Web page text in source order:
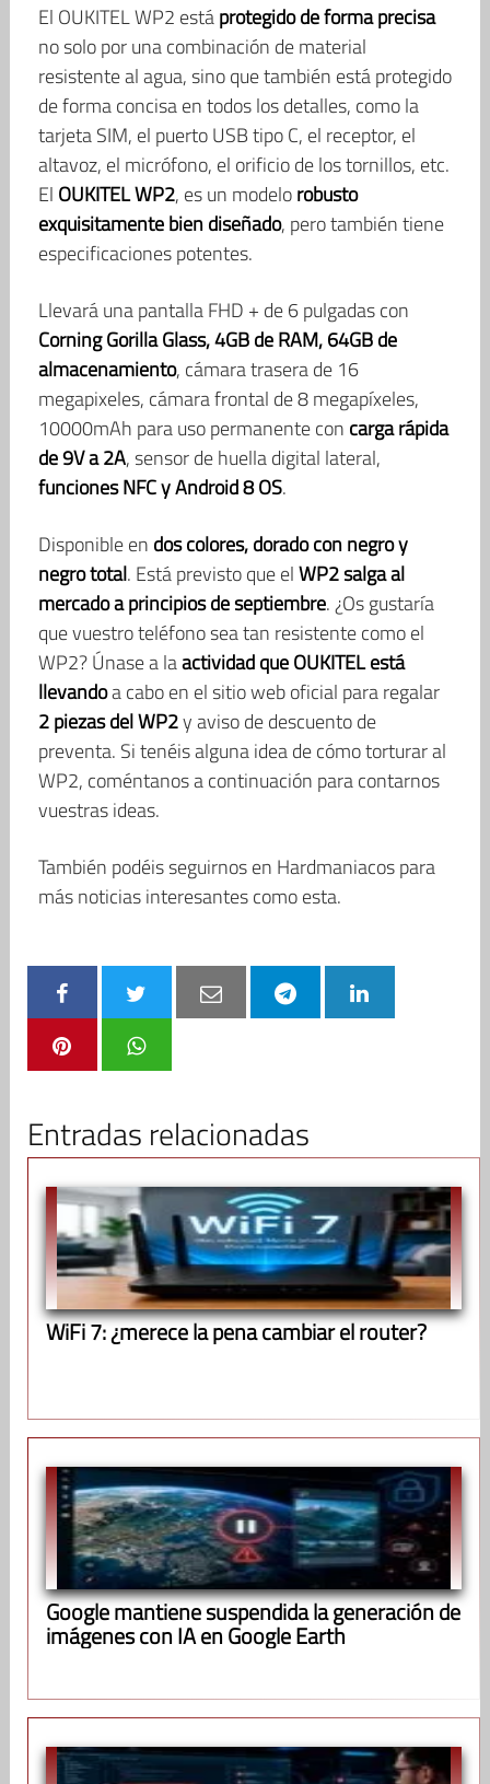
El OUKITEL WP2 estáprotegido de forma precisa
no solo por una combinación de material
resistente al agua, sino que también está protegido
de forma concisa en todos los detalles, como la
tarjeta SIM, el puerto USB tipo C, el receptor, el
altavoz, el micrófono, el orificio de los tornillos, etc.
El OUKITEL WP2, es un modelorobusto
exquisitamente bien diseñado, pero también tiene
especificaciones potentes.
Llevará una pantalla FHD + de 6 pulgadas con
Corning Gorilla Glass, 4GB de RAM, 64GB de
almacenamiento, cámara trasera de 16
megapixeles, cámara frontal de 8 megapíxeles,
10000mAh para uso permanente con carga rápida
de 9V a 2A, sensor de huella digital lateral,
funciones NFC y Android 8 OS.
Disponible en dos colores, dorado con negro y
negro total. Está previsto que elWP2 salga al
mercado a principios de septiembre. ¿Os gustaría
que vuestro teléfono sea tan resistente como el
WP2? Únase a laactividad que OUKITEL está
llevandoa cabo en el sitio web oficial para regalar
2 piezas del WP2y aviso de descuento de
preventa. Si tenéis alguna idea de cómo torturar al
WP2, coméntanos a continuación para contarnos
vuestras ideas.
También podéis seguirnos en Hardmaniacos para
más noticias interesantes como esta.
Entradas relacionadas
WiFi 7: ¿merece la pena cambiar el router?
Google mantiene suspendida la generación de
imágenes con IA en Google Earth